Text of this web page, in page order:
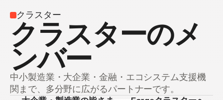
クラスター
クラスターのメ
ンバー
中小製造業・大企業・金融・エコシステム支援機
関まで、多分野に広がるパートナーです。